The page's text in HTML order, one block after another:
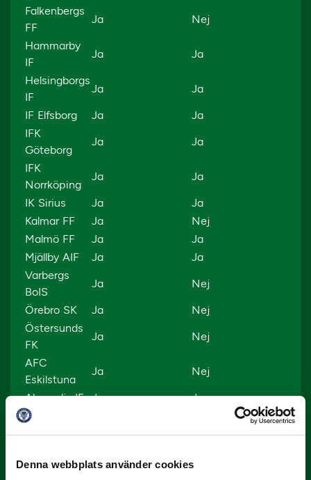
Denna webbplats använder cookies
Falkenbergs
FF
Ja
Nej
Hammarby
IF
Ja
Ja
Helsingborgs
IF
Ja
Ja
IF Elfsborg
Ja
Ja
IFK
Göteborg
Ja
Ja
IFK
Norrköping
Ja
Ja
IK Sirius
Ja
Ja
Kalmar FF
Ja
Nej
Malmö FF
Ja
Ja
Mjällby AIF
Ja
Ja
Varbergs
BoIS
Ja
Nej
Örebro SK
Ja
Nej
Östersunds
FK
Ja
Nej
AFC
Eskilstuna
Ja
Nej
Akropolis IF Ja
Ja
Dalkurd FF
Degerfors IF Ja
Nej
GIF